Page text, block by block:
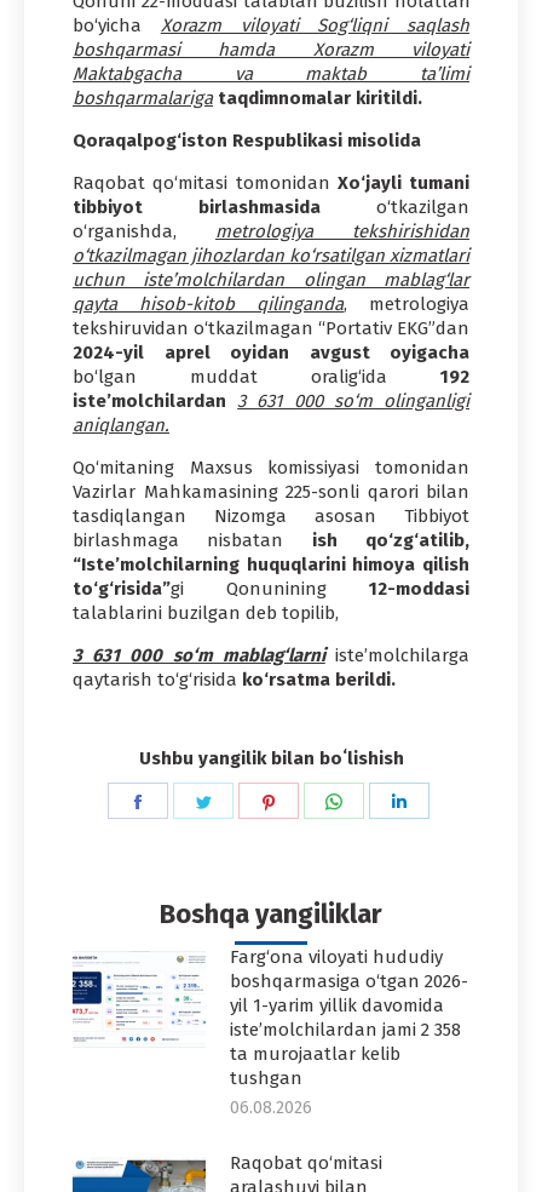
bo‘yicha Xorazm viloyati Sog‘liqni saqlash
boshqarmasi hamda Xorazm viloyati
Maktabgacha va maktab ta’limi
boshqarmalariga taqdimnomalar kiritildi.
Qoraqalpog‘iston Respublikasi misolida
Raqobat qo‘mitasi tomonidan Xo‘jayli tumani
tibbiyot birlashmasida o‘tkazilgan
o‘rganishda, metrologiya tekshirishidan
o‘tkazilmagan jihozlardan ko‘rsatilgan xizmatlari
uchun iste’molchilardan olingan mablag‘lar
qayta hisob-kitob qilinganda, metrologiya
tekshiruvidan o‘tkazilmagan “Portativ EKG”dan
2024-yil aprel oyidan avgust oyigacha
bo‘lgan muddat oralig‘ida 192
iste’molchilardan 3 631 000 so‘m olinganligi
aniqlangan.
Qo‘mitaning Maxsus komissiyasi tomonidan
Vazirlar Mahkamasining 225-sonli qarori bilan
tasdiqlangan Nizomga asosan Tibbiyot
birlashmaga nisbatan ish qo‘zg‘atilib,
“Iste’molchilarning huquqlarini himoya qilish
to‘g‘risida”gi Qonunining 12-moddasi
talablarini buzilgan deb topilib,
3 631 000 so‘m mablag‘larniiste’molchilarga
qaytarish to‘g‘risida ko‘rsatma berildi.
Ushbu yangilik bilan boʻlishish
Share
Share
Share
Share
Boshqa yangiliklar
Farg‘ona viloyati hududiy
boshqarmasiga o‘tgan 2026-
yil 1-yarim yillik davomida
iste’molchilardan jami 2 358
ta murojaatlar kelib
tushgan
06.08.2026
Raqobat qo‘mitasi
aralashuvi bilan